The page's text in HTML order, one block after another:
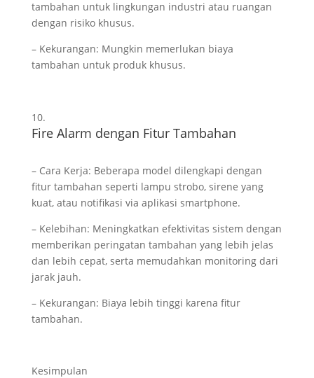
tambahan untuk lingkungan industri atau ruangan
dengan risiko khusus.
– Kekurangan: Mungkin memerlukan biaya
tambahan untuk produk khusus.
Fire Alarm dengan Fitur Tambahan
– Cara Kerja: Beberapa model dilengkapi dengan
fitur tambahan seperti lampu strobo, sirene yang
kuat, atau notifikasi via aplikasi smartphone.
– Kelebihan: Meningkatkan efektivitas sistem dengan
memberikan peringatan tambahan yang lebih jelas
dan lebih cepat, serta memudahkan monitoring dari
jarak jauh.
– Kekurangan: Biaya lebih tinggi karena fitur
tambahan.
Kesimpulan